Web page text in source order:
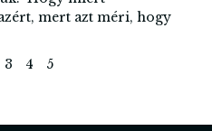
mert azt méri, hogy
3 4 5